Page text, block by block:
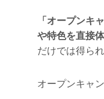
「オープンキ
や特色を直接
だけでは得ら
オープンキャ